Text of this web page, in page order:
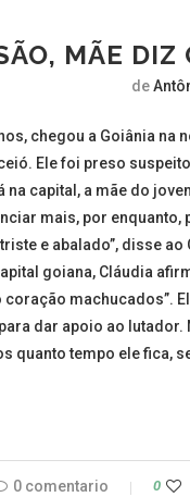
MÃE
de
chegou a Goiânia
Ele foi preso
capital, a mãe do
mais, por
e abalado”, disse
goiana, Cláudia
coração machucados”.
dar apoio ao
quanto tempo ele fica,
0 comentario 0